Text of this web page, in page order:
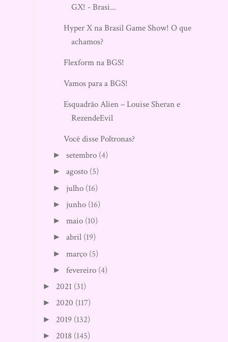
GX! - Brasi...
Hyper X na Brasil Game Show! O que
achamos?
Flexform na BGS!
Vamos para a BGS!
Esquadrão Alien – Louise Sheran e
RezendeEvil
Você disse Poltronas?
►setembro (4)
►agosto (5)
► julho (16)
► junho (16)
►maio (10)
►abril (19)
►março (5)
►fevereiro (4)
► 2021 (31)
► 2020 (117)
► 2019 (132)
► 2018 (145)